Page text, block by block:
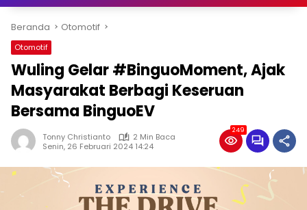
Beranda Otomotif
Otomotif
Wuling Gelar #BinguoMoment, Ajak
Masyarakat Berbagi Keseruan
Bersama BinguoEV
Tonny Christianto
2 Min Baca
Senin, 26 Februari 2024 14:24
249